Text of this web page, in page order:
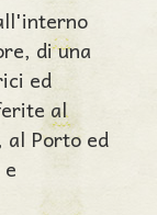
di una
ed
al
al Porto ed